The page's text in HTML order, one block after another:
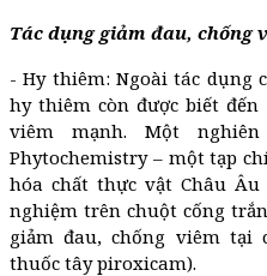
Tác dụng giảm đau, chống
- Hy thiêm: Ngoài tác dụng
hy thiêm còn được biết
viêm mạnh.
Một
Phytochemistry – một tạp
hóa chất thực vật Châu
nghiệm trên chuột cống
giảm đau, chống viêm tại
thuốc tây piroxicam).